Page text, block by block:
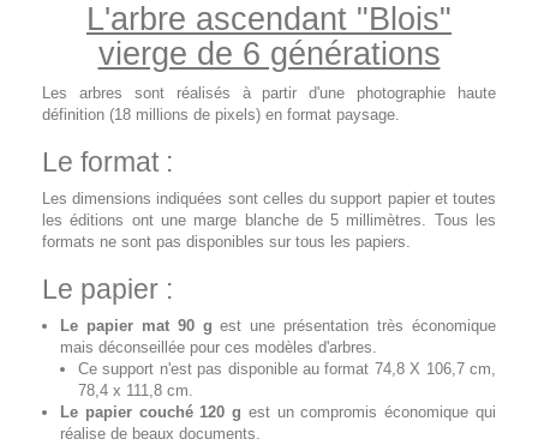
L'arbre ascendant "Blois"
vierge de 6 générations
Les arbres sont réalisés à partir d'une photographie haute
définition (18 millions de pixels) en format paysage.
Le format :
Les dimensions indiquées sont celles du support papier et toutes
les éditions ont une marge blanche de 5 millimètres. Tous les
formats ne sont pas disponibles sur tous les papiers.
Le papier :
Le papier mat 90 g est une présentation très économique
mais déconseillée pour ces modèles d'arbres.
Ce support n'est pas disponible au format 74,8 X 106,7 cm,
78,4 x 111,8 cm.
Le papier couché 120 g est un compromis économique qui
réalise de beaux documents.